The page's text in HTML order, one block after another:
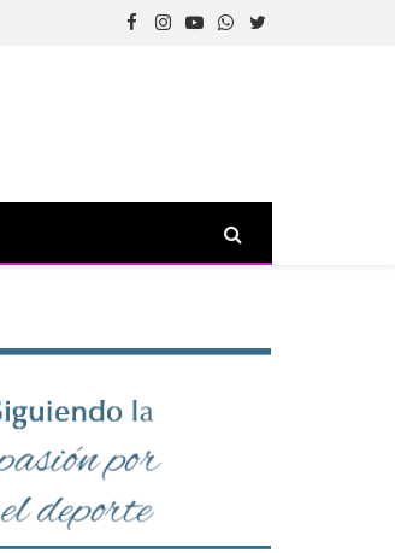
Facebook
Instagram
YouTube
WhatsApp
Twitter